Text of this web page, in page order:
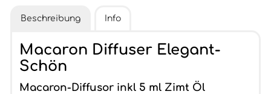
Beschreibung Info
Macaron Diffuser Elegant-
Schön
Macaron-Diffusor inkl 5 ml Zimt Öl